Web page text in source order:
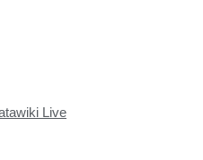
Live